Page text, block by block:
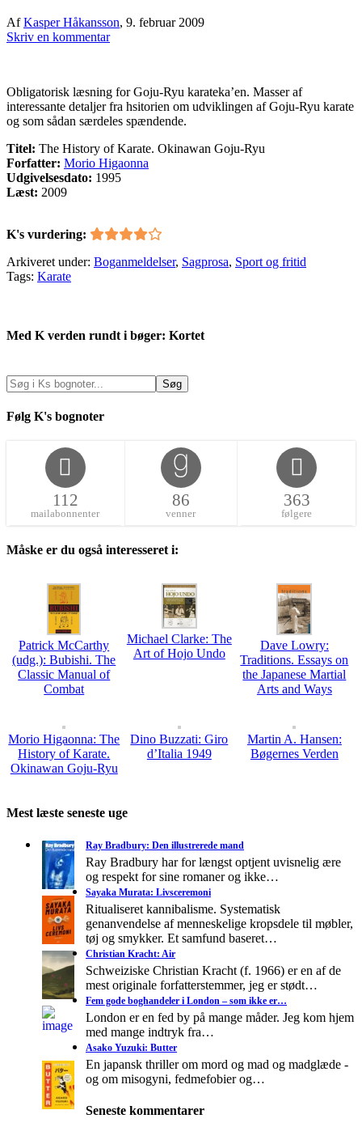
AfKasper Håkansson, 9. februar 2009
Skriv en kommentar
Obligatorisk læsning for Goju-Ryu karateka’en. Masser af
interessante detaljer fra hsitorien om udviklingen af Goju-Ryu karate
og som sådan særdeles spændende.
Titel: The History of Karate. Okinawan Goju-Ryu
Forfatter: Morio Higaonna
Udgivelsesdato: 1995
Læst: 2009
K's vurdering:
Arkiveret under: Boganmeldelser, Sagprosa, Sport og fritid
Tags: Karate
Med K verden rundt i bøger: Kortet
Følg K's bognoter
112
mailabonnenter
86
venner
363
følgere
Måske er du også interesseret i:
Patrick McCarthy
(udg.): Bubishi. The
Classic Manual of
Combat
Michael Clarke: The
Art of Hojo Undo
Dave Lowry:
Traditions. Essays on
the Japanese Martial
Arts and Ways
Morio Higaonna: The
History of Karate.
Okinawan Goju-Ryu
Dino Buzzati: Giro
d’Italia 1949
Martin A. Hansen:
Bøgernes Verden
Mest læste seneste uge
Ray Bradbury: Den illustrerede mand
Ray Bradbury har for længst optjent uvisnelig ære
og respekt for sine romaner og ikke…
Sayaka Murata: Livsceremoni
Ritualiseret kannibalisme. Systematisk
genanvendelse af menneskelige kropsdele til møbler,
tøj og smykker. Et samfund baseret…
Christian Kracht: Air
Schweiziske Christian Kracht (f. 1966) er en af de
mest originale forfatterstemmer, jeg er stødt…
Fem gode boghandeler i London – som ikke er…
London er en fed by på mange måder. Jeg kom hjem
med mange indtryk fra…
Asako Yuzuki: Butter
En japansk thriller om mord og mad og madglæde -
og om misogyni, fedmefobier og…
Seneste kommentarer